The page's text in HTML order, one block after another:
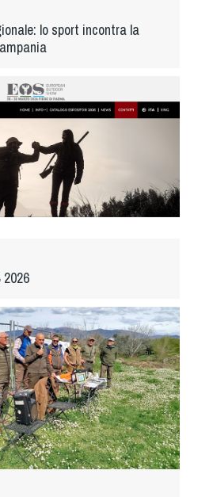
lo sport incontra la
Tiro di Campagna
Tiro a Palla
Tiro con l'arco da caccia
Field Target
Softair
Cinofilia Sportiva
Agility
DiscDog
Dog Balance
Dog Trail
Dog Triathlon